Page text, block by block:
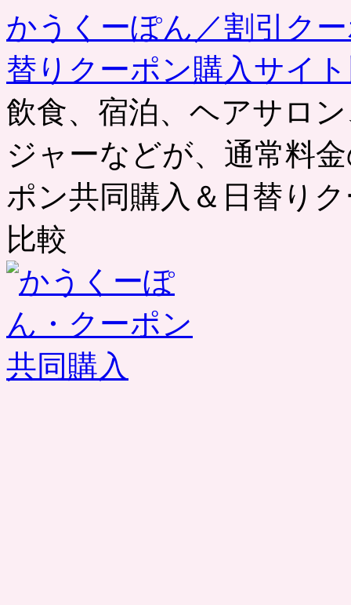
かうくーぽん／割引ク
替りクーポン購入サイ
飲食、宿泊、ヘアサロ
ジャーなどが、通常料
ポン共同購入＆日替り
比較